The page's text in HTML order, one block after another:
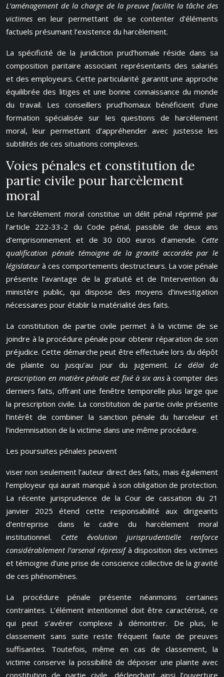
L’aménagement de la charge de la preuve facilite la tâche des
victimes en leur permettant de se contenter d’éléments
factuels présumant l’existence du harcèlement.
La spécificité de la juridiction prud’homale réside dans sa
composition paritaire associant représentants des salariés
et des employeurs. Cette particularité garantit une approche
équilibrée des litiges et une bonne connaissance du monde
du travail. Les conseillers prud’homaux bénéficient d’une
formation spécialisée sur les questions de harcèlement
moral, leur permettant d’appréhender avec justesse les
subtilités de ces situations complexes.
Voies pénales et constitution de
partie civile pour harcèlement
moral
Le harcèlement moral constitue un délit pénal réprimé par
l’article 222-33-2 du Code pénal, passible de deux ans
d’emprisonnement et de 30 000 euros d’amende. Cette
qualification pénale témoigne de la gravité accordée par le
législateurà ces comportements destructeurs. La voie pénale
présente l’avantage de la gratuité et de l’intervention du
ministère public, qui dispose des moyens d’investigation
nécessaires pour établir la matérialité des faits.
La constitution de partie civile permet à la victime de se
joindre à la procédure pénale pour obtenir réparation de son
préjudice. Cette démarche peut être effectuée lors du dépôt
de plainte ou jusqu’au jour du jugement.Le délai de
prescription en matière pénale est fixé à six ansà compter des
derniers faits, offrant une fenêtre temporelle plus large que
la prescription civile. La constitution de partie civile présente
l’intérêt de combiner la sanction pénale du harceleur et
l’indemnisation de la victime dans une même procédure.
Les poursuites pénales peuvent
viser non seulement l’auteur direct des faits, mais également
l’employeur qui aurait manqué à son obligation de protection.
La récente jurisprudence de la Cour de cassation du 21
janvier 2025 étend cette responsabilité aux dirigeants
d’entreprise dans le cadre du harcèlement moral
institutionnel. Cette évolution jurisprudentielle renforce
considérablement l’arsenal répressifà disposition des victimes
et témoigne d’une prise de conscience collective de la gravité
de ces phénomènes.
La procédure pénale présente néanmoins certaines
contraintes. L’élément intentionnel doit être caractérisé, ce
qui peut s’avérer complexe à démontrer. De plus, le
classement sans suite reste fréquent faute de preuves
suffisantes. Toutefois, même en cas de classement, la
victime conserve la possibilité de déposer une plainte avec
constitution de partie civile, déclenchant ainsi l’ouverture